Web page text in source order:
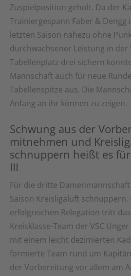
Zuspielposition geholt. Da der
Trainiergespann Faber & Dengg
letzten Saison nahezu ohne
durchwachsener Leistung in
Tabellenplatz drei sichern
Mannschaft auch für neue
Tabellenspitze aus. Die
Anfang an ihr können zu zeigen.
Schwung aus der
mitnehmen und
schnuppern heißt es
III
Für die dritte
Saison Kreisligaluft schnuppern.
erfolgreichen Relegation tritt
Kreisklasse-Team der VSC
mit einem leicht dezimierten
formierte Team rund um
der Vorbereitung vor allem am